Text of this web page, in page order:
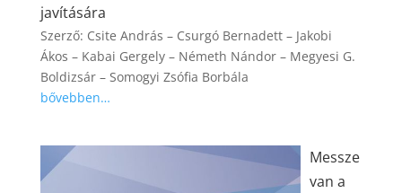
javítására
Szerző: Csite András – Csurgó Bernadett – Jakobi
Ákos – Kabai Gergely – Németh Nándor – Megyesi G.
Boldizsár – Somogyi Zsófia Borbála
bővebben…
Messze
van a